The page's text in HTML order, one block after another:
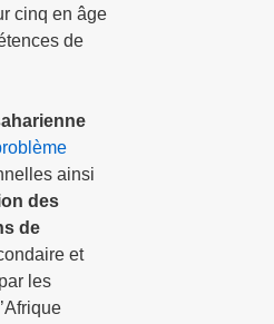
cinq en âge
de
ainsi
des
de
et
les